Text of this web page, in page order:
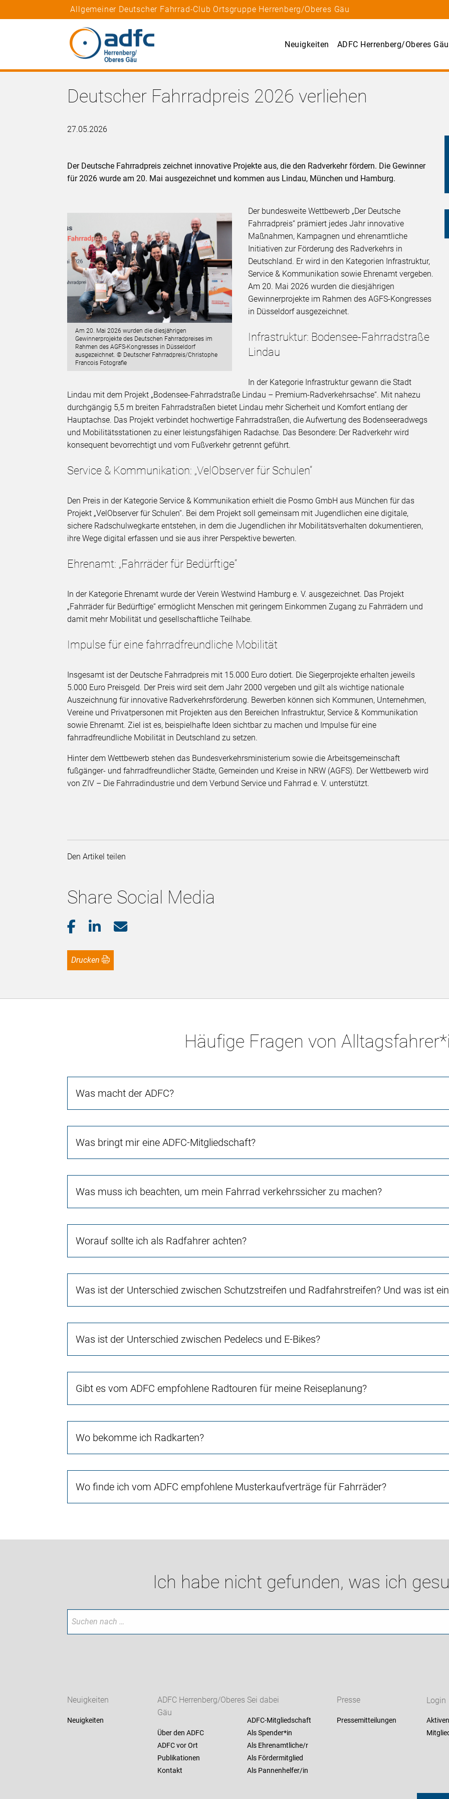
Allgemeiner Deutscher Fahrrad-Club Ortsgruppe Herrenberg/Oberes Gäu
Neuigkeiten ADFC Herrenberg/Oberes Gäu
Deutscher Fahrradpreis 2026 verliehen
27.05.2026
Der Deutsche Fahrradpreis zeichnet innovative Projekte aus, die den Radverkehr fördern. Die Gewinner
für 2026 wurde am 20. Mai ausgezeichnet und kommen aus Lindau, München und Hamburg.
Am 20. Mai 2026 wurden die diesjährigen
Gewinnerprojekte des Deutschen Fahrradpreises im
Rahmen des AGFS-Kongresses in Düsseldorf
ausgezeichnet. © Deutscher Fahrradpreis/Christophe
Francois Fotografie
Der bundesweite Wettbewerb „Der Deutsche
Fahrradpreis“ prämiert jedes Jahr innovative
Maßnahmen, Kampagnen und ehrenamtliche
Initiativen zur Förderung des Radverkehrs in
Deutschland. Er wird in den Kategorien Infrastruktur,
Service & Kommunikation sowie Ehrenamt vergeben.
Am 20. Mai 2026 wurden die diesjährigen
Gewinnerprojekte im Rahmen des AGFS-Kongresses
in Düsseldorf ausgezeichnet.
Infrastruktur: Bodensee-Fahrradstraße
Lindau
In der Kategorie Infrastruktur gewann die Stadt
Lindau mit dem Projekt „Bodensee-Fahrradstraße Lindau – Premium-Radverkehrsachse“. Mit nahezu
durchgängig 5,5 m breiten Fahrradstraßen bietet Lindau mehr Sicherheit und Komfort entlang der
Hauptachse. Das Projekt verbindet hochwertige Fahrradstraßen, die Aufwertung des Bodenseeradwegs
und Mobilitätsstationen zu einer leistungsfähigen Radachse. Das Besondere: Der Radverkehr wird
konsequent bevorrechtigt und vom Fußverkehr getrennt geführt.
Service & Kommunikation: „VelObserver für Schulen“
Den Preis in der Kategorie Service & Kommunikation erhielt die Posmo GmbH aus München für das
Projekt „VelObserver für Schulen“. Bei dem Projekt soll gemeinsam mit Jugendlichen eine digitale,
sichere Radschulwegkarte entstehen, in dem die Jugendlichen ihr Mobilitätsverhalten dokumentieren,
ihre Wege digital erfassen und sie aus ihrer Perspektive bewerten.
Ehrenamt: „Fahrräder für Bedürftige“
In der Kategorie Ehrenamt wurde der Verein Westwind Hamburg e. V. ausgezeichnet. Das Projekt
„Fahrräder für Bedürftige“ ermöglicht Menschen mit geringem Einkommen Zugang zu Fahrrädern und
damit mehr Mobilität und gesellschaftliche Teilhabe.
Impulse für eine fahrradfreundliche Mobilität
Insgesamt ist der Deutsche Fahrradpreis mit 15.000 Euro dotiert. Die Siegerprojekte erhalten jeweils
5.000 Euro Preisgeld. Der Preis wird seit dem Jahr 2000 vergeben und gilt als wichtige nationale
Auszeichnung für innovative Radverkehrsförderung. Bewerben können sich Kommunen, Unternehmen,
Vereine und Privatpersonen mit Projekten aus den Bereichen Infrastruktur, Service & Kommunikation
sowie Ehrenamt. Ziel ist es, beispielhafte Ideen sichtbar zu machen und Impulse für eine
fahrradfreundliche Mobilität in Deutschland zu setzen.
Hinter dem Wettbewerb stehen das Bundesverkehrsministerium sowie die Arbeitsgemeinschaft
fußgänger- und fahrradfreundlicher Städte, Gemeinden und Kreise in NRW (AGFS). Der Wettbewerb wird
von ZIV – Die Fahrradindustrie und dem Verbund Service und Fahrrad e. V. unterstützt.
Den Artikel teilen
Share Social Media
Drucken
Häufige Fragen von
Was macht der ADFC?
Was bringt mir eine ADFC-Mitgliedschaft?
Was muss ich beachten, um mein Fahrrad verkehrssicher zu machen?
Worauf sollte ich als Radfahrer achten?
Was ist der Unterschied zwischen Schutzstreifen und Radfahrstreifen? Und was ist
Was ist der Unterschied zwischen Pedelecs und E-Bikes?
Gibt es vom ADFC empfohlene Radtouren für meine Reiseplanung?
Wo bekomme ich Radkarten?
Wo finde ich vom ADFC empfohlene Musterkaufverträge für Fahrräder?
Ich habe nicht gefunden, was ich
Neuigkeiten
Neuigkeiten
ADFC Herrenberg/Oberes
Gäu
Über den ADFC
ADFC vor Ort
Publikationen
Kontakt
Sei dabei
ADFC-Mitgliedschaft
Als Spender*in
Als Ehrenamtliche/r
Als Fördermitglied
Als Pannenhelfer/in
Presse
Pressemitteilungen
Login